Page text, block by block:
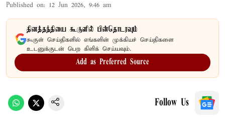
Published on: 12 Jun 2026, 9:46 am
தினத்தந்தியை கூகுளில் பின்தொடரவும்
கூகுள் செய்திகளில் எங்களின் முக்கியச் செய்திகளை
உடனுக்குடன் பெற கிளிக் செய்யவும்.
Add as Preferred Source
Follow Us